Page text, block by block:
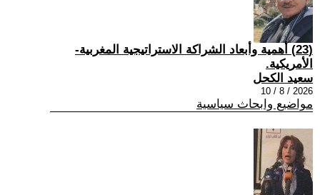
(23) أهمية وأبعاد الشراكة الاستراتيجية المغربية-
الأمريكية.
سعيد الكحل
2026 / 8 / 10
مواضيع وابحاث سياسية